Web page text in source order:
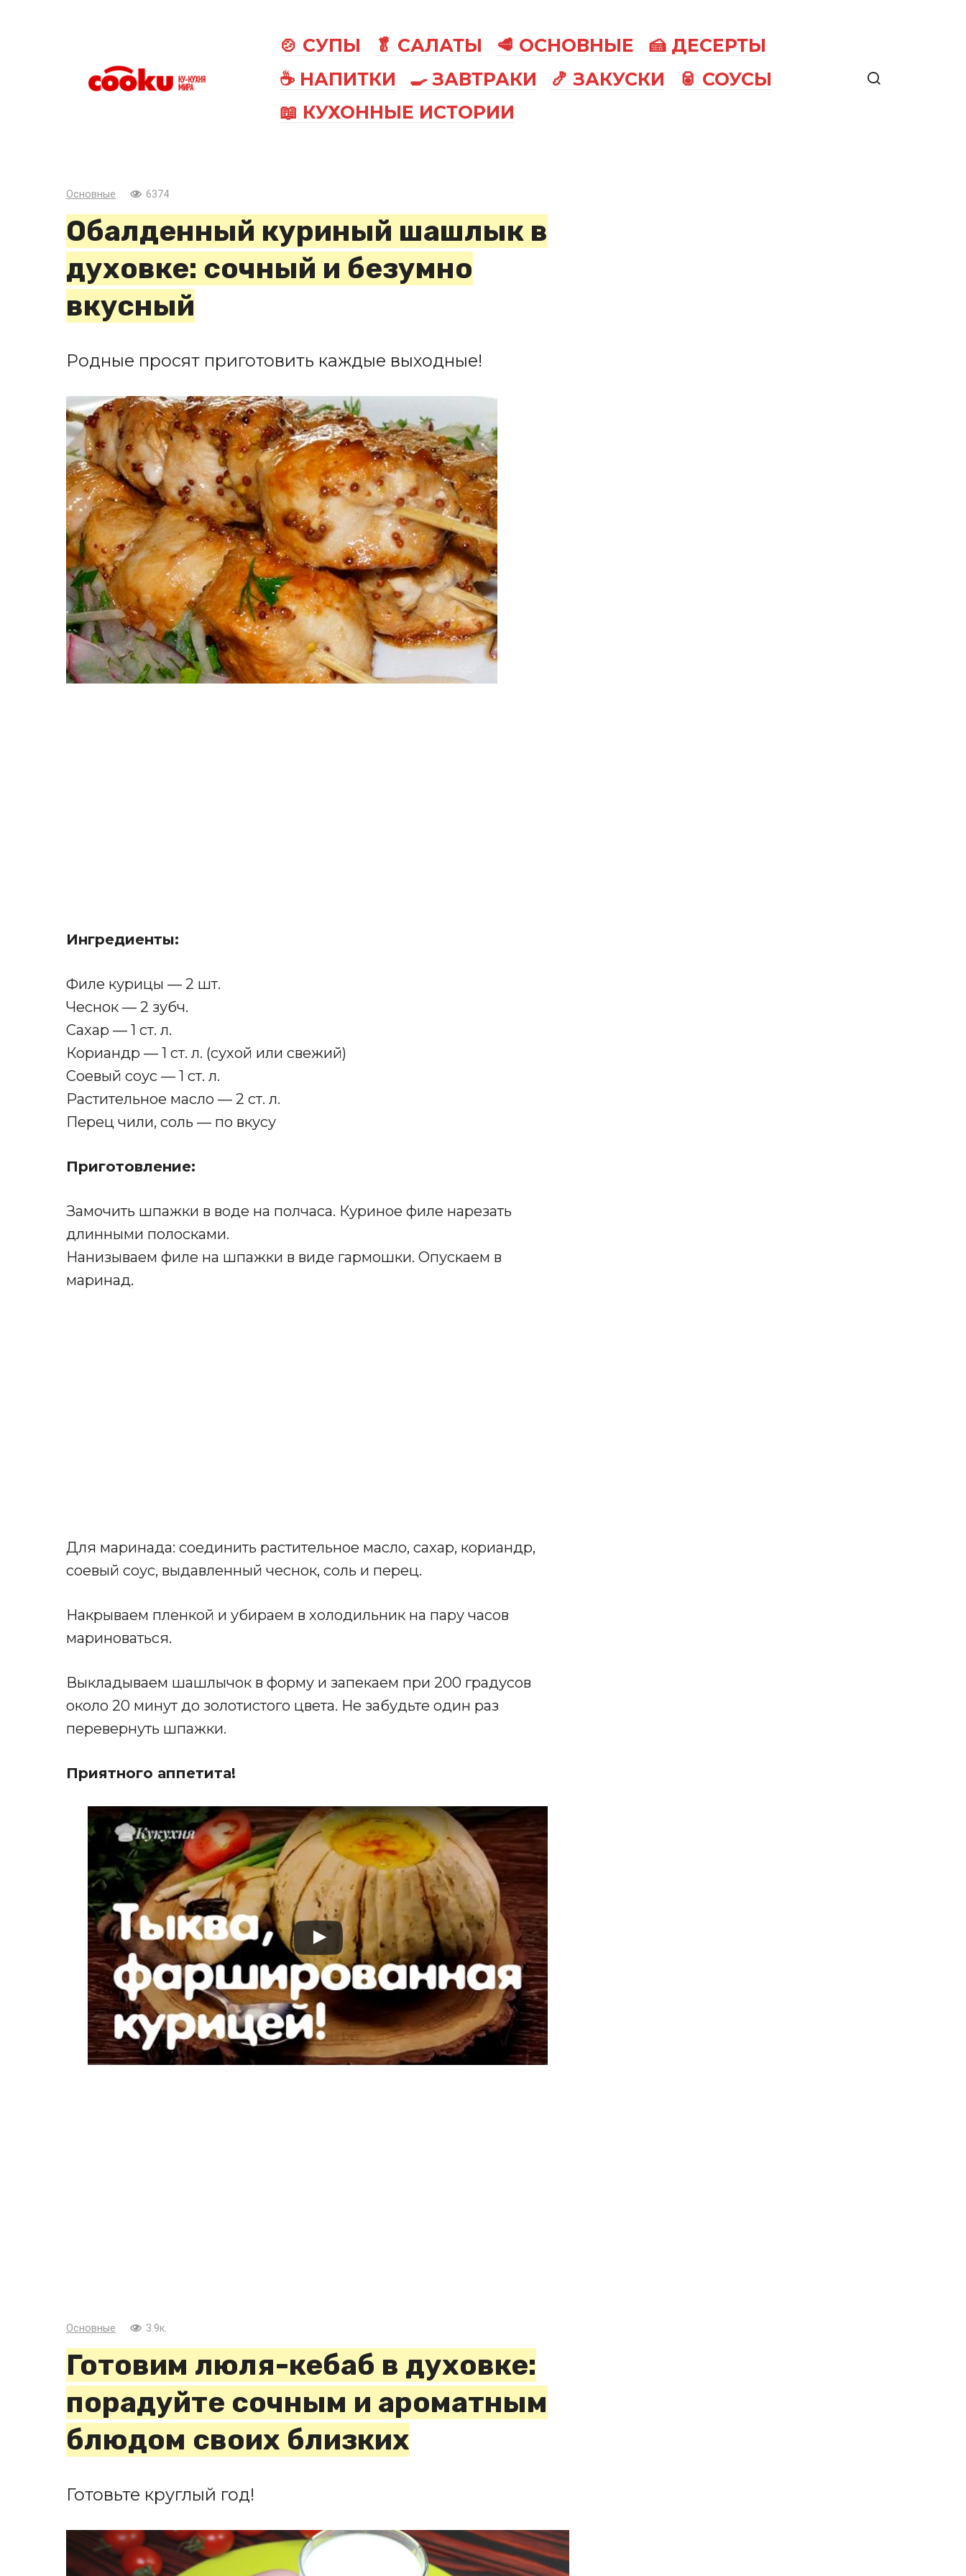
🍲 СУПЫ 🥬 САЛАТЫ 🥩 ОСНОВНЫЕ
🍰 ДЕСЕРТЫ
☕ НАПИТКИ
🍳 ЗАВТРАКИ 🍤 ЗАКУСКИ
🥫 СОУСЫ
📖 КУХОННЫЕ ИСТОРИИ
Основные 6374
Обалденный куриный шашлык в
духовке: сочный и безумно
вкусный
Родные просят приготовить каждые выходные!
Ингредиенты:
Филе курицы — 2 шт.
Чеснок — 2 зубч.
Сахар — 1 ст. л.
Кориандр — 1 ст. л. (сухой или свежий)
Соевый соус — 1 ст. л.
Растительное масло — 2 ст. л.
Перец чили, соль — по вкусу
Приготовление:
Замочить шпажки в воде на полчаса. Куриное филе нарезать
длинными полосками.
Нанизываем филе на шпажки в виде гармошки. Опускаем в
маринад.
Для маринада: соединить растительное масло, сахар, кориандр,
соевый соус, выдавленный чеснок, соль и перец.
Накрываем пленкой и убираем в холодильник на пару часов
мариноваться.
Выкладываем шашлычок в форму и запекаем при 200 градусов
около 20 минут до золотистого цвета. Не забудьте один раз
перевернуть шпажки.
Приятного аппетита!
Основные 3.9к.
Готовим люля-кебаб в духовке:
порадуйте сочным и ароматным
блюдом своих близких
Готовьте круглый год!